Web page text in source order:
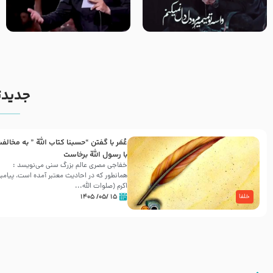
مصداق کربلا – حاج حسین سیب
شور ، حسینا! به‌ حق زهرا «أُنْظُرْ
إِلَینا» – عزاداری شب هفتم ماه
خلفا
عُمَر با گفتن “حسبنا كتاب اللّه ” به
با رسول اللّه برخاست
خفاجی مصری عالم بزرگ سنی می‌نویسد :
همانطور که در احادیث معتبر آمده است،
اکرم (صلوات اللّه...
۱۵ /۰۵/ ۱۴۰۵